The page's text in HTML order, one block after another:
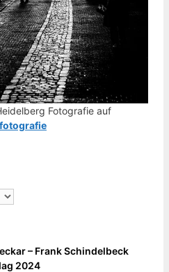
Fotografie auf
– Frank Schindelbeck
2024